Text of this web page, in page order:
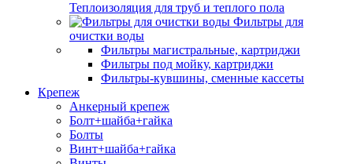
Теплоизоляция для труб и теплого пола
Фильтры для
очистки воды
Фильтры магистральные, картриджи
Фильтры под мойку, картриджи
Фильтры-кувшины, сменные кассеты
Крепеж
Анкерный крепеж
Болт+шайба+гайка
Болты
Винт+шайба+гайка